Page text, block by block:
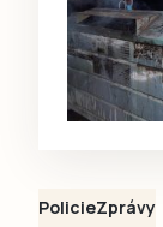
PolicieZprávy